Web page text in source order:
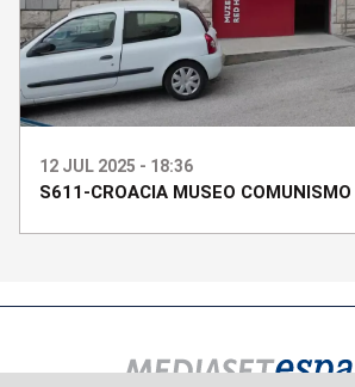
12 JUL 2025 - 18:36
S611-CROACIA MUSEO COMUNISMO